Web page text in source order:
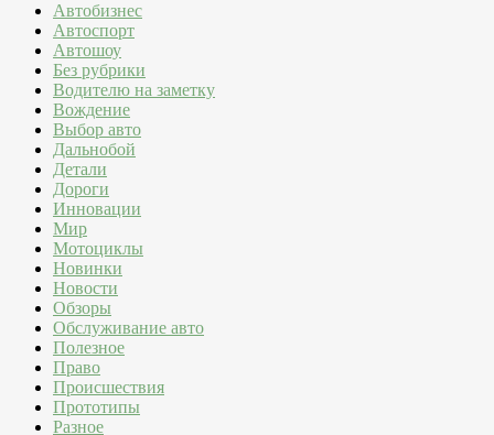
Автобизнес
Автоспорт
Автошоу
Без рубрики
Водителю на заметку
Вождение
Выбор авто
Дальнобой
Детали
Дороги
Инновации
Мир
Мотоциклы
Новинки
Новости
Обзоры
Обслуживание авто
Полезное
Право
Происшествия
Прототипы
Разное